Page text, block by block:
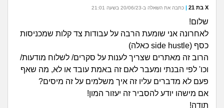
עצות חדשות
מה קורה כאן?
מתחם הטיפים
מדורים
X בת 21 | כתבה את השאלה ב-20/06/23 בשעה 21:01
שלום!
לאחרונה אני שומעת הרבה על עבודות צד קלות שמכניסות
כסף (side hustle כאלה)
הרוב זה מאתרים שצריך לענות על סקרים/ לשלוח מודעות/
וכו' לפי הבנתי ומעבר לאם זה באמת עובד או לא, מה שאף
פעם לא מדברים עליו זה איך משלמים על זה מיסים?
אם מישהו יודע להסביר זה יעזור המון!
תודה!